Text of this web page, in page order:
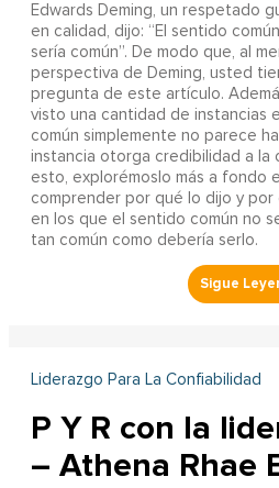
Edwards Deming, un respetado
en calidad, dijo: “El sentido
sería común”. De modo que, al
perspectiva de Deming, usted
pregunta de este artículo.
visto una cantidad de instancias
común simplemente no parece
instancia otorga credibilidad a la
esto, explorémoslo más a fondo
comprender por qué lo dijo y por
en los que el sentido común no
tan común como debería serlo.
Liderazgo Para La Confiabilidad
P Y R con la
– Athena Rhae